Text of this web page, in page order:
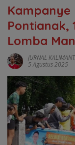
Kampanye
Pontianak,
Lomba
JURNAL
5 Agustus 2025